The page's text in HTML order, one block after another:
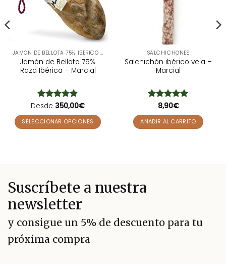
JAMÓN DE BELLOTA 75% IBÉRICO D.O.P
Jamón de Bellota 75%
Raza Ibérica – Marcial
Valorado
con4.82
de 5
Desde 350,00€
SELECCIONAR OPCIONES
Las
opciones
se
pueden
elegir
en
SALCHICHONES
Salchichón ibérico vela –
Marcial
Valorado
con5de 5
8,90€
AÑADIR AL CARRITO
Suscríbete a nuestra
newsletter
y consigue un 5% de descuento para tu
próxima compra